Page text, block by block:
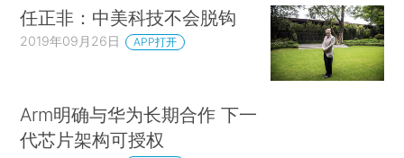
任正非：中美科技不会脱钩
2019年09月26日 APP打开
Arm明确与华为长期合作 下一
代芯片架构可授权